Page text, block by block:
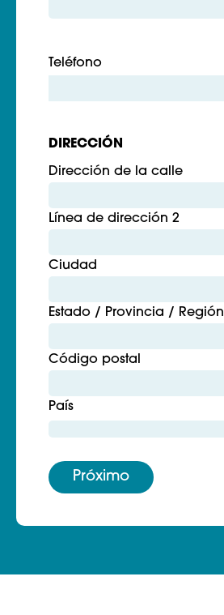
Teléfono
DIRECCIÓN
Dirección de la calle
Línea de dirección 2
Ciudad
Estado / Provincia / Región
Código postal
País